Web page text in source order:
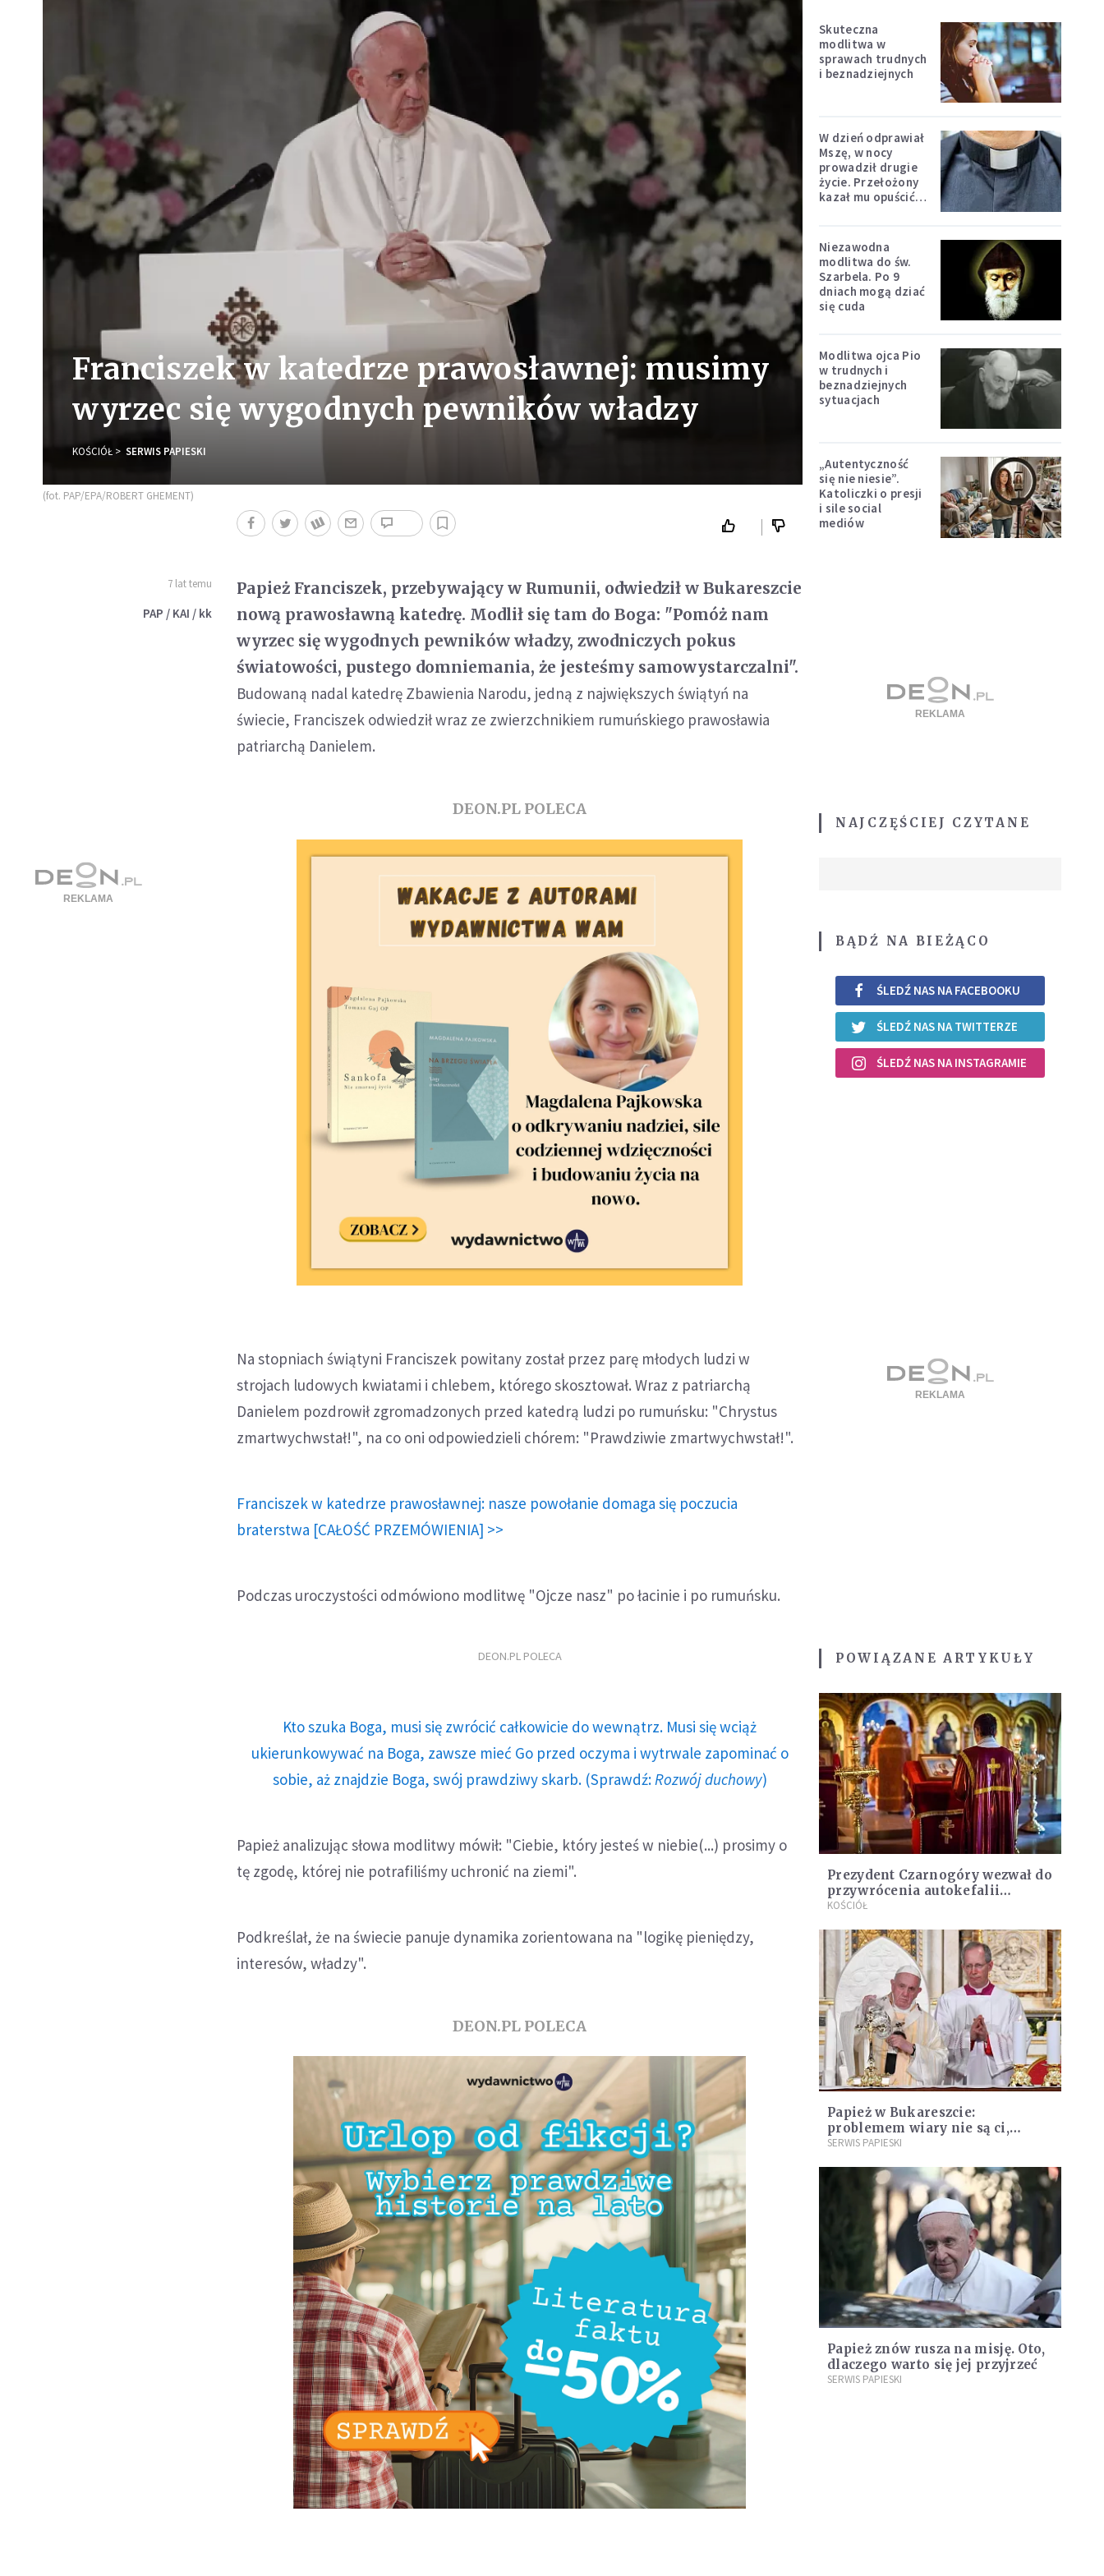
Franciszek w katedrze prawosławnej: musimy
wyrzec się wygodnych pewników władzy
KOŚCIÓŁ SERWIS PAPIESKI
(fot. PAP/EPA/ROBERT GHEMENT)
7 lat temu
PAP / KAI / kk
Papież Franciszek, przebywający w Rumunii, odwiedził w Bukareszcie
nową prawosławną katedrę. Modlił się tam do Boga: "Pomóż nam
wyrzec się wygodnych pewników władzy, zwodniczych pokus
światowości, pustego domniemania, że jesteśmy samowystarczalni".
Budowaną nadal katedrę Zbawienia Narodu, jedną z największych świątyń na
świecie, Franciszek odwiedził wraz ze zwierzchnikiem rumuńskiego prawosławia
patriarchą Danielem.
DEON.PL POLECA
Na stopniach świątyni Franciszek powitany został przez parę młodych ludzi w
strojach ludowych kwiatami i chlebem, którego skosztował. Wraz z patriarchą
Danielem pozdrowił zgromadzonych przed katedrą ludzi po rumuńsku: "Chrystus
zmartwychwstał!", na co oni odpowiedzieli chórem: "Prawdziwie zmartwychwstał!".
Franciszek w katedrze prawosławnej: nasze powołanie domaga się poczucia
braterstwa [CAŁOŚĆ PRZEMÓWIENIA] >>
Podczas uroczystości odmówiono modlitwę "Ojcze nasz" po łacinie i po rumuńsku.
DEON.PL POLECA
Kto szuka Boga, musi się zwrócić całkowicie do wewnątrz. Musi się wciąż
ukierunkowywać na Boga, zawsze mieć Go przed oczyma i wytrwale zapominać o
sobie, aż znajdzie Boga, swój prawdziwy skarb. (Sprawdź: Rozwój duchowy)
Papież analizując słowa modlitwy mówił: "Ciebie, który jesteś w niebie(...) prosimy o
tę zgodę, której nie potrafiliśmy uchronić na ziemi".
Podkreślał, że na świecie panuje dynamika zorientowana na "logikę pieniędzy,
interesów, władzy".
DEON.PL POLECA
Skuteczna
modlitwa w
sprawach trudnych
i beznadziejnych
W dzień odprawiał
Mszę, w nocy
prowadził drugie
życie. Przełożony
kazał mu opuścić
Niezawodna
modlitwa do św.
Szarbela. Po 9
dniach mogą dziać
się cuda
Modlitwa ojca Pio
w trudnych i
beznadziejnych
sytuacjach
„Autentyczność
się nie niesie”.
Katoliczki o presji
i sile social
mediów
NAJCZĘŚCIEJ CZYTANE
BĄDŹ NA BIEŻĄCO
ŚLEDŹ NAS NA FACEBOOKU
ŚLEDŹ NAS NA TWITTERZE
ŚLEDŹ NAS NA INSTAGRAMIE
POWIĄZANE ARTYKUŁY
Prezydent Czarnogóry wezwał do
przywrócenia autokefalii
miejscowego prawosławia
KOŚCIÓŁ
Papież w Bukareszcie:
problemem wiary nie są ci,
którzy nas nie akceptują
SERWIS PAPIESKI
Papież znów rusza na misję. Oto,
dlaczego warto się jej przyjrzeć
SERWIS PAPIESKI